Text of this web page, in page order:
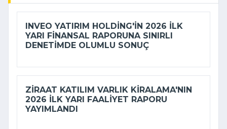
INVEO YATIRIM HOLDING'IN 2026 ILK
YARI FINANSAL RAPORUNA SINIRLI
DENETIMDE OLUMLU SONUÇ
ZIRAAT KATILIM VARLIK KIRALAMA'NIN
2026 ILK YARI FAALIYET RAPORU
YAYIMLANDI